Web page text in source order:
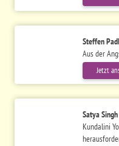
Steffen
Aus der
Jetzt
Satya Singh
Kundalini